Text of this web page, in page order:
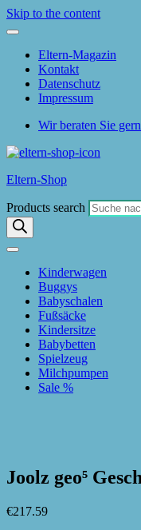
Skip to the content
Eltern-Magazin
Kontakt
Datenschutz
Impressum
Wir beraten Sie
Eltern-Shop
Products search
Kinderwagen
Buggys
Babyschalen
Fußsäcke
Kindersitze
Babybetten
Spielzeug
Milchpumpen
Sale %
Joolz geo⁵
€217.59